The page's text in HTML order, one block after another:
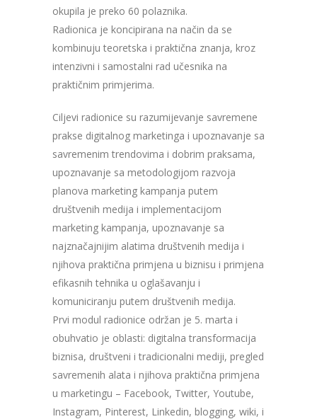
okupila je preko 60 polaznika.
Radionica je koncipirana na način da se
kombinuju teoretska i praktična znanja, kroz
intenzivni i samostalni rad učesnika na
praktičnim primjerima.
Ciljevi radionice su razumijevanje savremene
prakse digitalnog marketinga i upoznavanje sa
savremenim trendovima i dobrim praksama,
upoznavanje sa metodologijom razvoja
planova marketing kampanja putem
društvenih medija i implementacijom
marketing kampanja, upoznavanje sa
najznačajnijim alatima društvenih medija i
njihova praktična primjena u biznisu i primjena
efikasnih tehnika u oglašavanju i
komuniciranju putem društvenih medija.
Prvi modul radionice održan je 5. marta i
obuhvatio je oblasti: digitalna transformacija
biznisa, društveni i tradicionalni mediji, pregled
savremenih alata i njihova praktična primjena
u marketingu – Facebook, Twitter, Youtube,
Instagram, Pinterest, Linkedin, blogging, wiki, i